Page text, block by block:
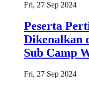
Fri, 27 Sep 2024
Peserta
Dikenalkan
Sub Camp
Fri, 27 Sep 2024